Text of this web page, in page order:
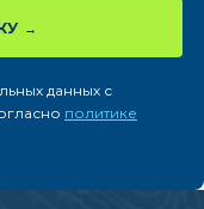
данных с
политике